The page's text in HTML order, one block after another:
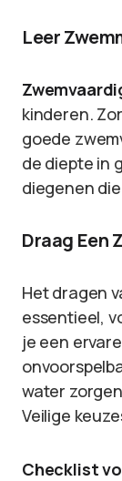
Leer
kinderen.
goede
de diepte in
diegenen
Draag Een
Het dragen
essentieel,
je een
water
Veilige
Checklist